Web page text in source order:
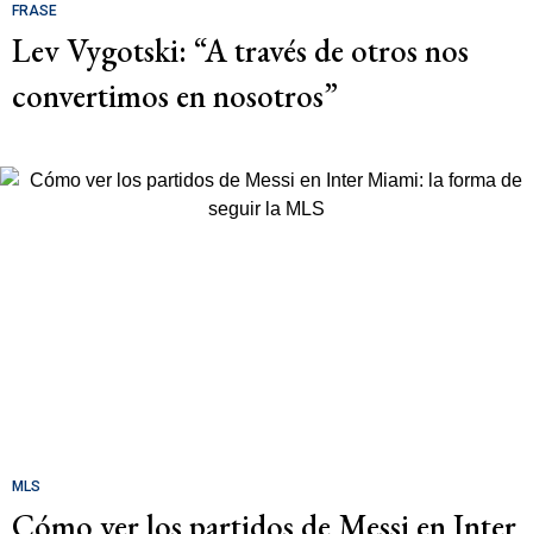
FRASE
Lev Vygotski: “A través de otros nos
convertimos en nosotros”
MLS